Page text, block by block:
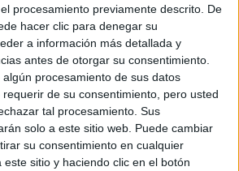
procesamiento previamente descrito. De
hacer clic para denegar su
a información más detallada y
antes de otorgar su consentimiento.
procesamiento de sus datos
de su consentimiento, pero usted
tal procesamiento. Sus
solo a este sitio web. Puede cambiar
su consentimiento en cualquier
este sitio y haciendo clic en el botón
verá como un chupasangre que no deja
madre y que no tiene ganas de
madre lo ha pasado muy mal a lo
que debería hacer mi vida de una
en ella para finalizar mis estudios.
he contado con becas por lo que en
no le doy problemas pero no sé,
por seguir en casa con 25 años y más
consiguiese terminar las oposiciones a